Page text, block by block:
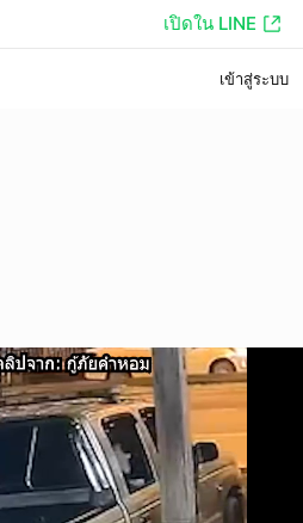
เปิดใน LINE
เข้าสู่ระบบ